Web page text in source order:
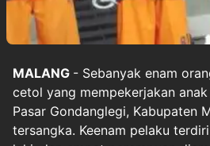
MALANG - Sebanyak enam
cetol yang mempekerjakan
Pasar Gondanglegi, Kabupaten
tersangka. Keenam pelaku